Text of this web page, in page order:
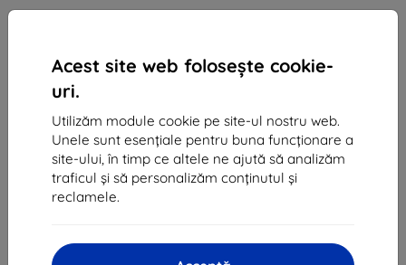
Acest site web folosește cookie-
uri.
Utilizăm module cookie pe site-ul nostru web.
Unele sunt esențiale pentru buna funcționare a
site-ului, în timp ce altele ne ajută să analizăm
traficul și să personalizăm conținutul și
reclamele.
Ulica Rudolfa Mocka 3750/2A